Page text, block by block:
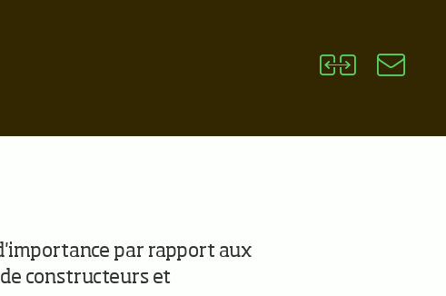
par rapport aux
constructeurs et